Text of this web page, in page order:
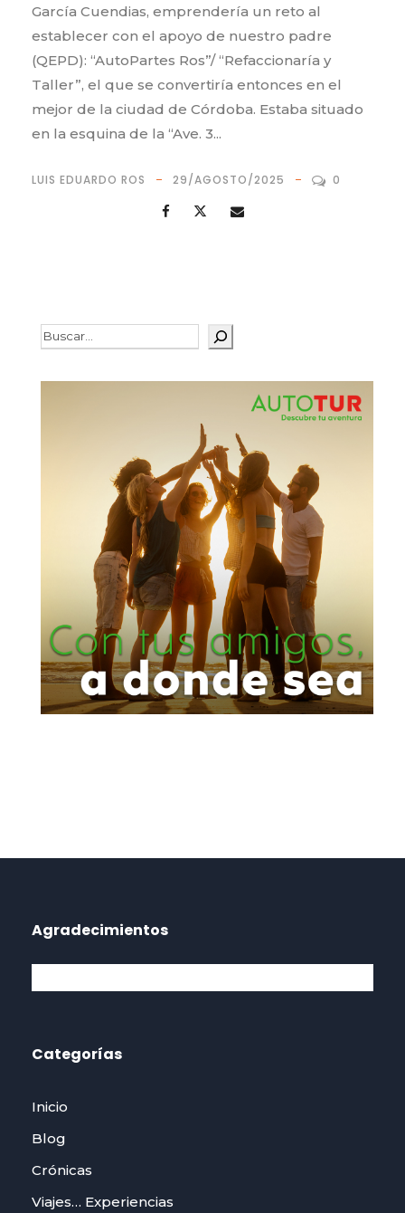
García Cuendias, emprendería un reto al
establecer con el apoyo de nuestro padre
(QEPD): “AutoPartes Ros”/ “Refaccionaría y
Taller”, el que se convertiría entonces en el
mejor de la ciudad de Córdoba. Estaba situado
en la esquina de la “Ave. 3...
LUIS EDUARDO ROS 29/AGOSTO/2025 0
Buscar
Agradecimientos
Categorías
Inicio
Blog
Crónicas
Viajes… Experiencias